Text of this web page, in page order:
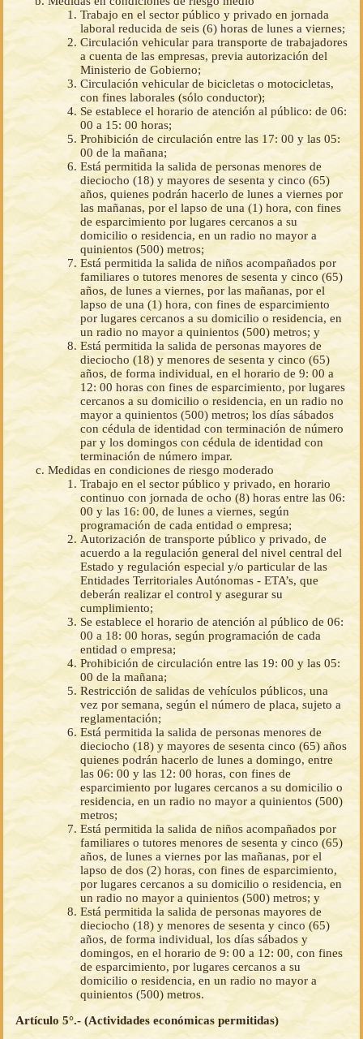
Trabajo en el sector público y privado en jornada
laboral reducida de seis (6) horas de lunes a viernes;
Circulación vehicular para transporte de trabajadores
a cuenta de las empresas, previa autorización del
Ministerio de Gobierno;
Circulación vehicular de bicicletas o motocicletas,
con fines laborales (sólo conductor);
Se establece el horario de atención al público: de 06:
00 a 15: 00 horas;
Prohibición de circulación entre las 17: 00 y las 05:
00 de la mañana;
Está permitida la salida de personas menores de
dieciocho (18) y mayores de sesenta y cinco (65)
años, quienes podrán hacerlo de lunes a viernes por
las mañanas, por el lapso de una (1) hora, con fines
de esparcimiento por lugares cercanos a su
domicilio o residencia, en un radio no mayor a
quinientos (500) metros;
Está permitida la salida de niños acompañados por
familiares o tutores menores de sesenta y cinco (65)
años, de lunes a viernes, por las mañanas, por el
lapso de una (1) hora, con fines de esparcimiento
por lugares cercanos a su domicilio o residencia, en
un radio no mayor a quinientos (500) metros; y
Está permitida la salida de personas mayores de
dieciocho (18) y menores de sesenta y cinco (65)
años, de forma individual, en el horario de 9: 00 a
12: 00 horas con fines de esparcimiento, por lugares
cercanos a su domicilio o residencia, en un radio no
mayor a quinientos (500) metros; los días sábados
con cédula de identidad con terminación de número
par y los domingos con cédula de identidad con
terminación de número impar.
Medidas en condiciones de riesgo moderado
Trabajo en el sector público y privado, en horario
continuo con jornada de ocho (8) horas entre las 06:
00 y las 16: 00, de lunes a viernes, según
programación de cada entidad o empresa;
Autorización de transporte público y privado, de
acuerdo a la regulación general del nivel central del
Estado y regulación especial y/o particular de las
Entidades Territoriales Autónomas - ETA’s, que
deberán realizar el control y asegurar su
cumplimiento;
Se establece el horario de atención al público de 06:
00 a 18: 00 horas, según programación de cada
entidad o empresa;
Prohibición de circulación entre las 19: 00 y las 05:
00 de la mañana;
Restricción de salidas de vehículos públicos, una
vez por semana, según el número de placa, sujeto a
reglamentación;
Está permitida la salida de personas menores de
dieciocho (18) y mayores de sesenta cinco (65) años
quienes podrán hacerlo de lunes a domingo, entre
las 06: 00 y las 12: 00 horas, con fines de
esparcimiento por lugares cercanos a su domicilio o
residencia, en un radio no mayor a quinientos (500)
metros;
Está permitida la salida de niños acompañados por
familiares o tutores menores de sesenta y cinco (65)
años, de lunes a viernes por las mañanas, por el
lapso de dos (2) horas, con fines de esparcimiento,
por lugares cercanos a su domicilio o residencia, en
un radio no mayor a quinientos (500) metros; y
Está permitida la salida de personas mayores de
dieciocho (18) y menores de sesenta y cinco (65)
años, de forma individual, los días sábados y
domingos, en el horario de 9: 00 a 12: 00, con fines
de esparcimiento, por lugares cercanos a su
domicilio o residencia, en un radio no mayor a
quinientos (500) metros.
Artículo 5°.- (Actividades económicas permitidas)